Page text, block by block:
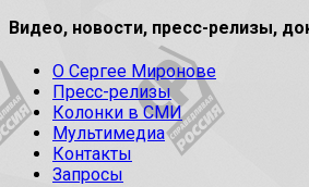
Видео, новости, пресс-релизы,
О Сергее Миронове
Пресс-релизы
Колонки в СМИ
Мультимедиа
Контакты
Запросы